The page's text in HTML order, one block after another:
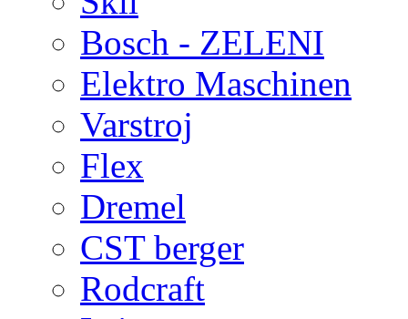
Bosch - ZELENI
Elektro Maschinen
Varstroj
Flex
Dremel
CST berger
Rodcraft